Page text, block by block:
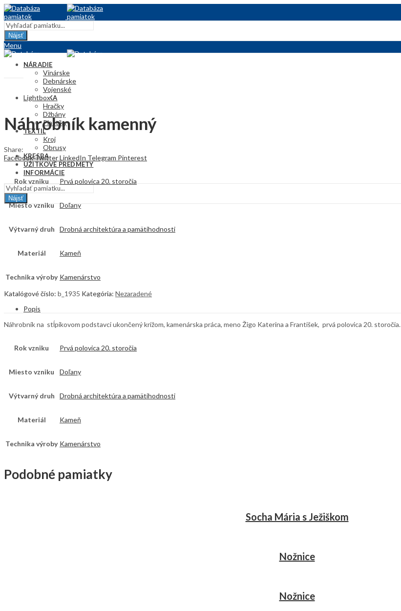
Nájsť
Menu
NÁRADIE
Vinárske
Debnárske
Vojenské
KERAMIKA
Hračky
Džbány
Plastiky
TEXTIL
Kroj
Obrusy
KRESBA
ÚŽITKOVÉ PREDMETY
INFORMÁCIE
Nájsť
Lightbox
Náhrobník kamenný
Share:
FacebookTwitterLinkedIn Telegram Pinterest
Rok vzniku Prvá polovica 20. storočia
Miesto vzniku Doľany
Výtvarný druh Drobná architektúra a pamätihodnosti
Materiál Kameň
Technika výroby Kamenárstvo
Katalógové číslo: b_1935 Kategória: Nezaradené
Popis
Náhrobník na stĺpikovom podstavci ukončený krížom, kamenárska práca, meno Žigo Katerina a František, prvá polovica 20. storočia.
Rok vzniku Prvá polovica 20. storočia
Miesto vzniku Doľany
Výtvarný druh Drobná architektúra a pamätihodnosti
Materiál Kameň
Technika výroby Kamenárstvo
Podobné pamiatky
Socha Mária s Ježiškom
Nožnice
Nožnice